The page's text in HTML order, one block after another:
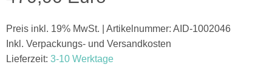
Preis inkl. 19% MwSt. | Artikelnummer: AID-1002046
Inkl. Verpackungs- und Versandkosten
Lieferzeit: 3-10 Werktage